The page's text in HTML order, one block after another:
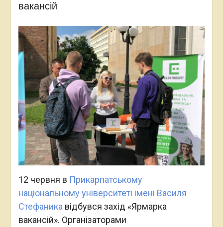
вакансій
12 червня в Прикарпатському
національному університеті імені Василя
Стефаника відбувся захід «Ярмарка
вакансій». Організаторами